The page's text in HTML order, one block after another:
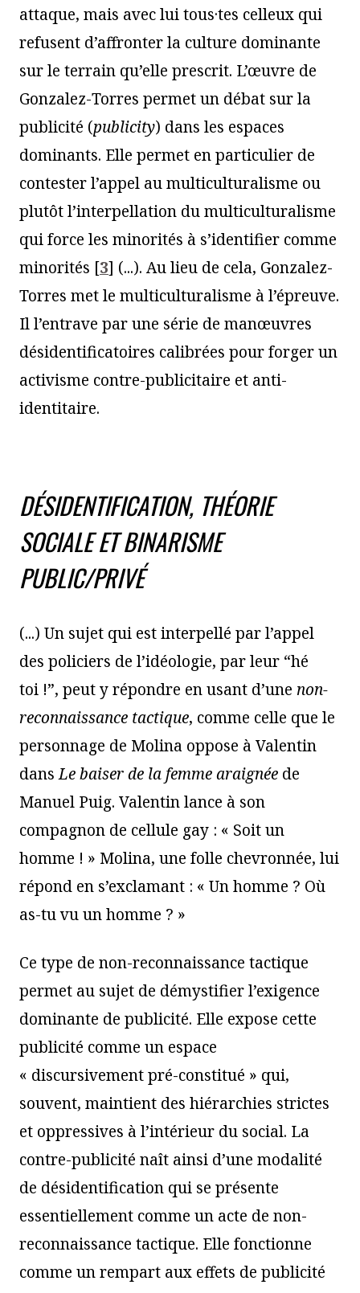
attaque, mais avec lui tous·tes celleux qui
refusent d’affronter la culture dominante
sur le terrain qu’elle prescrit. L’œuvre de
Gonzalez-Torres permet un débat sur la
publicité (publicity) dans les espaces
dominants. Elle permet en particulier de
contester l’appel au multiculturalisme ou
plutôt l’interpellation du multiculturalisme
qui force les minorités à s’identifier comme
minorités [3] (...). Au lieu de cela, Gonzalez-
Torres met le multiculturalisme à l’épreuve.
Il l’entrave par une série de manœuvres
désidentificatoires calibrées pour forger un
activisme contre-publicitaire et anti-
identitaire.
DÉSIDENTIFICATION, THÉORIE
SOCIALE ET BINARISME
PUBLIC/PRIVÉ
(...) Un sujet qui est interpellé par l’appel
des policiers de l’idéologie, par leur “hé
toi !”, peut y répondre en usant d’une non-
reconnaissance tactique, comme celle que le
personnage de Molina oppose à Valentin
dansLe baiser de la femme araignée de
Manuel Puig. Valentin lance à son
compagnon de cellule gay : « Soit un
homme ! » Molina, une folle chevronnée, lui
répond en s’exclamant : « Un homme ? Où
as-tu vu un homme ? »
Ce type de non-reconnaissance tactique
permet au sujet de démystifier l’exigence
dominante de publicité. Elle expose cette
publicité comme un espace
« discursivement pré-constitué » qui,
souvent, maintient des hiérarchies strictes
et oppressives à l’intérieur du social. La
contre-publicité naît ainsi d’une modalité
de désidentification qui se présente
essentiellement comme un acte de non-
reconnaissance tactique. Elle fonctionne
comme un rempart aux effets de publicité